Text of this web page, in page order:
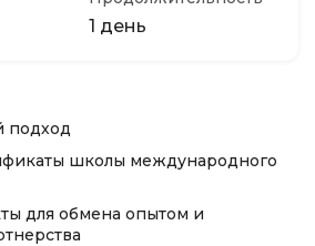
1 день
подход
школы международного
для обмена опытом и